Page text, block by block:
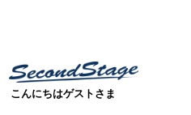
こんにちはゲストさま